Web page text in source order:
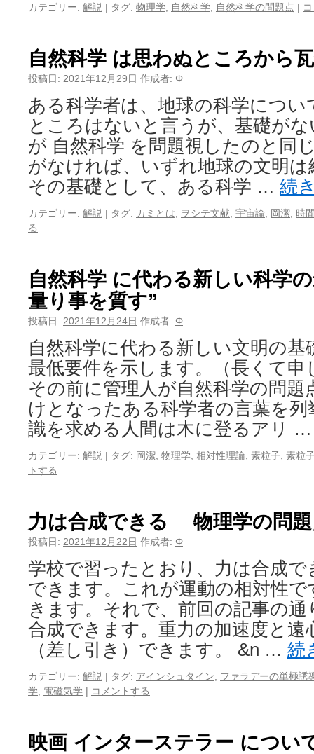
カテゴリー: 解説 | タグ: 物理学 自然科学 自然科学の問題点 |
自然科学 は思わぬところから
投稿日: 2021年12月29日 作成者: Φ
ある科学者は、地球の科学につい
ところはないと言うが、基礎が
が 自然科学 を問題視したのと同
がなければ、いずれ地球の文明
その基礎として、ある科学 … 続
カテゴリー: 解説 | タグ: カミとは ヲシテ文献 宇宙論 岡潔 時
る
自然科学 に代わる新しい科学
量り事を質す”
投稿日: 2021年12月24日 作成者: Φ
自然科学に代わる新しい文明の
最低要件を示します。（長くて申
その前に管理人が自然科学の問題
けとなったある科学者の言葉を
識を求める人間は木に登るアリ
カテゴリー: 解説 | タグ: 岡潔 物理学 相対性理論 素粒子 素粒
トする
力は合成できる 物理学の問
投稿日: 2021年12月22日 作成者: Φ
学校で習ったとおり、力は合成
できます。これが運動の相対性
きます。それで、前回の記事の
合成できます。重力の加速度と遠
（差し引き）できます。 &n … 続
カテゴリー: 解説 | タグ: アインシュタイン
ファラデーの単極誘
学 電磁気学 | コメントする
映画 インターステラー につい